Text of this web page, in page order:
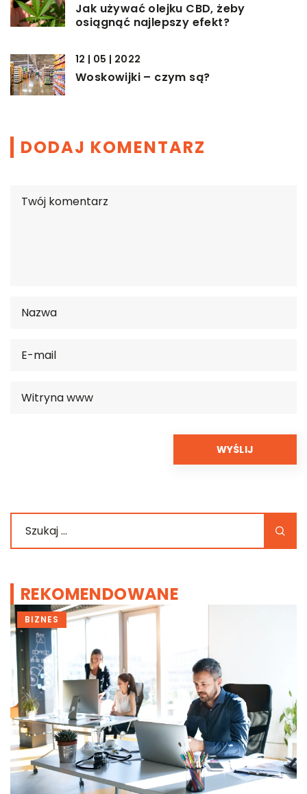
Jak używać olejku CBD, żeby
osiągnąć najlepszy efekt?
12 | 05 | 2022
Woskowijki – czym są?
DODAJ KOMENTARZ
REKOMENDOWANE
BIZNES